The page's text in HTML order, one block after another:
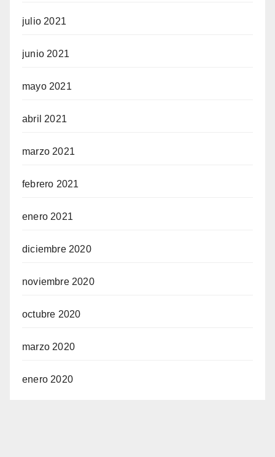
julio 2021
junio 2021
mayo 2021
abril 2021
marzo 2021
febrero 2021
enero 2021
diciembre 2020
noviembre 2020
octubre 2020
marzo 2020
enero 2020